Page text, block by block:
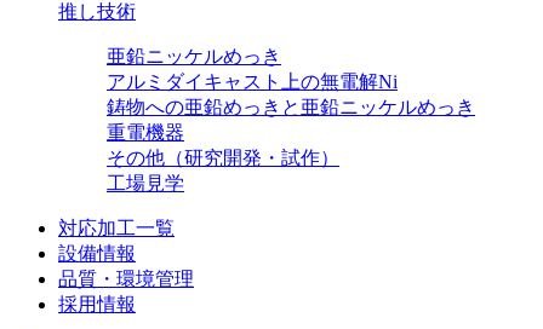
推し技術
亜鉛ニッケルめっき
アルミダイキャスト上の無電解Ni
鋳物への亜鉛めっきと亜鉛ニッケルめっき
重電機器
その他（研究開発・試作）
工場見学
対応加工一覧
設備情報
品質・環境管理
採用情報